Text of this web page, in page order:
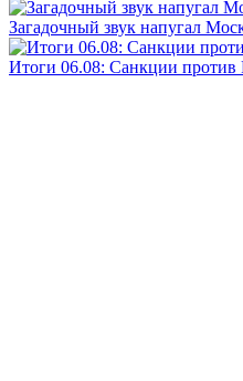
Загадочный звук напугал
Итоги 06.08: Санкции